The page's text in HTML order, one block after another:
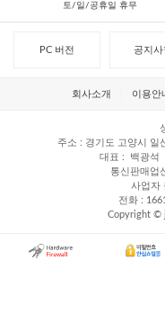
토/일/공휴일 휴무
PC 버전 공지사
회사소개 이용안
주소
경기도 고양시 일
대표
백광석
통신판매업
사업자
전화
Copyright ©